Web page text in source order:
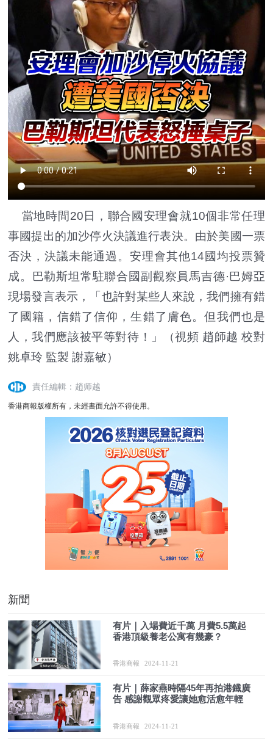
當地時間20日，聯合國安理會就10個非常任理
事國提出的加沙停火決議進行表決。由於美國一票
否決，決議未能通過。安理會其他14國均投票贊
成。巴勒斯坦常駐聯合國副觀察員馬吉德·巴姆亞
現場發言表示，「也許對某些人來說，我們擁有錯
了國籍，信錯了信仰，生錯了膚色。但我們也是
人，我們應該被平等對待！」（視頻 趙師越 校對
姚卓玲 監製 謝嘉敏）
責任編輯：趙师越
香港商報版權所有，未經書面允許不得使用。
新聞
有片｜入場費近千萬 月費5.5萬起
香港頂級養老公寓有幾豪？
香港商報 2024-11-21
有片｜薛家燕時隔45年再拍港鐡廣
告 感謝觀眾疼愛讓她愈活愈年輕
香港商報 2024-11-21